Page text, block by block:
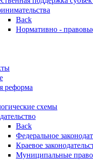
Back
Нормативно -
реформа
схемы
Back
Федеральное
Краевое
Муниципальные